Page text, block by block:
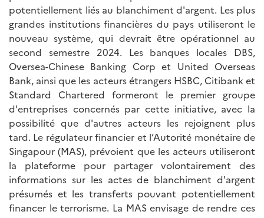
potentiellement liés au blanchiment d'argent. Les plus
grandes institutions financières du pays utiliseront le
nouveau système, qui devrait être opérationnel au
second semestre 2024. Les banques locales DBS,
Oversea-Chinese Banking Corp et United Overseas
Bank, ainsi que les acteurs étrangers HSBC, Citibank et
Standard Chartered formeront le premier groupe
d'entreprises concernés par cette initiative, avec la
possibilité que d'autres acteurs les rejoignent plus
tard. Le régulateur financier et l’Autorité monétaire de
Singapour (MAS), prévoient que les acteurs utiliseront
la plateforme pour partager volontairement des
informations sur les actes de blanchiment d'argent
présumés et les transferts pouvant potentiellement
financer le terrorisme. La MAS envisage de rendre ces